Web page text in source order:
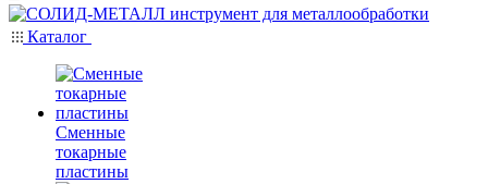
Каталог
Сменные
токарные
пластины